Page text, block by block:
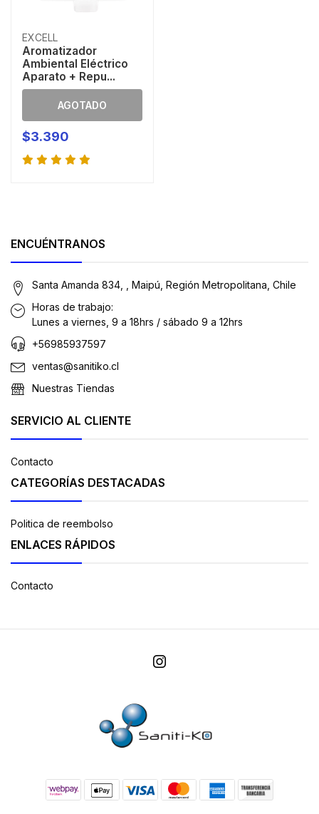
EXCELL
Aromatizador
Ambiental Eléctrico
Aparato + Repu...
AGOTADO
$3.390
ENCUÉNTRANOS
Santa Amanda 834, , Maipú, Región Metropolitana, Chile
Horas de trabajo:
Lunes a viernes, 9 a 18hrs / sábado 9 a 12hrs
+56985937597
ventas@sanitiko.cl
Nuestras Tiendas
SERVICIO AL CLIENTE
Contacto
CATEGORÍAS DESTACADAS
Politica de reembolso
ENLACES RÁPIDOS
Contacto